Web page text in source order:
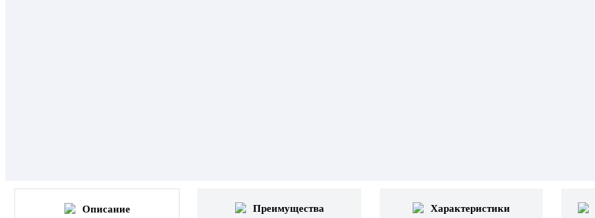
Описание Преимущества Характеристики